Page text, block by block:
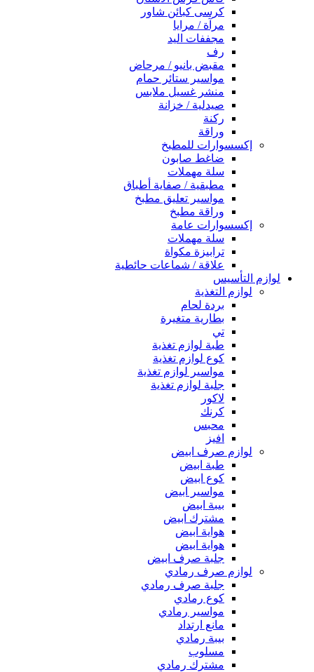
كرسى كبائن شاور
مرآة / مرايا
مجففات اليد
رف
مقبض بانيو / مرحاض
مواسير ستائر حمام
منشر غسيل ملابس
صيدلية / خزانة
ركنة
وراقة
إكسسوارات للمطبخ
ضاغط صابون
سلة مهملات
مطبقية / صفاية أطباق
مواسير تعليق مطبخ
وراقة مطبخ
إكسسوارات عامة
سلة مهملات
ترابيزة مكواة
علاقة / شماعات حائطية
لوازم التأسيس
لوازم التغذية
بردة لحام
بطارية متغيرة
تي
طبة لوازم تغذية
كوع لوازم تغذية
مواسير لوازم تغذية
جلبة لوازم تغذية
لاكور
كرنك
محبس
افيز
لوازم صرف ابيض
طبة ابيض
كوع ابيض
مواسير ابيض
بيبة ابيض
مشترك ابيض
هواية ابيض
هواية ابيض
جلبة صرف ابيض
لوازم صرف رمادي
جلبة صرف رمادي
كوع رمادي
مواسير رمادي
مانع ارتداد
بيبة رمادي
مسلوب
مشترك رمادي